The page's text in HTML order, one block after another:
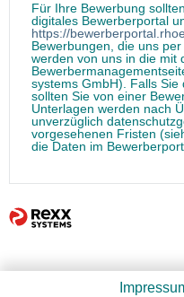
Für Ihre Bewerbung
digitales Bewerberportal
https://
Bewerbungen, die uns
werden von uns in die mit
systems GmbH). Falls Sie
sollten Sie von einer
Unterlagen werden nach
unverzüglich
vorgesehenen Fristen
die Daten im